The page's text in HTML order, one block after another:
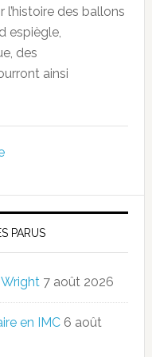
l’histoire des ballons
espiègle,
des
ainsi
PARUS
7 août 2026
en IMC 6 août